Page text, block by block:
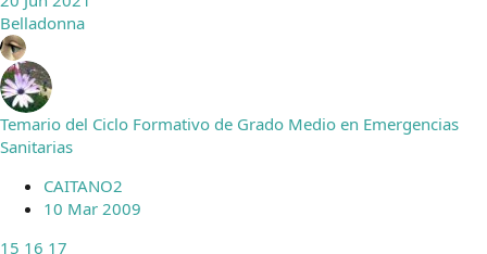
Belladonna
Temario del Ciclo Formativo de Grado Medio en Emergencias
Sanitarias
CAITANO2
10 Mar 2009
15 16 17